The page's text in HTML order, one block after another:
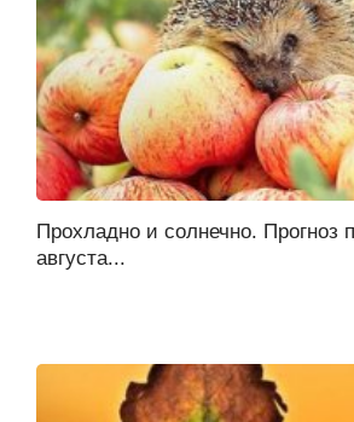
Прохладно и солнечно. Прогноз
августа...